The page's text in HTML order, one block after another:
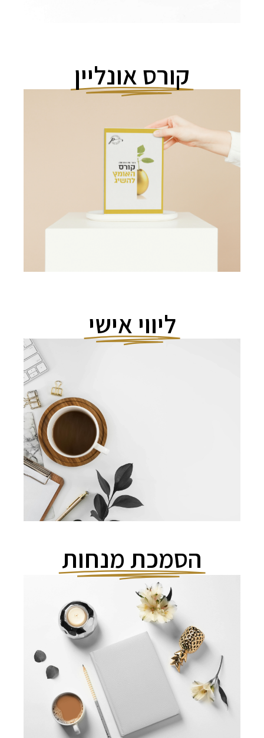
קורס אונליין
מאות נשים
השיגו את מטרתן בקורס "האומץ
להשיג"
ליווי אישי
מאות נשים / בעלות עסקים כבר זכו
תהליך VIP
ופרצו לשלב הבא
תמיד קודם נבדוק התאמה
הסמכת מנחות
המקום שיגרום לך להפוך למנחה
/ מרצה מנטאלית -מצליחה
תמיד קודם נבדוק התאמה